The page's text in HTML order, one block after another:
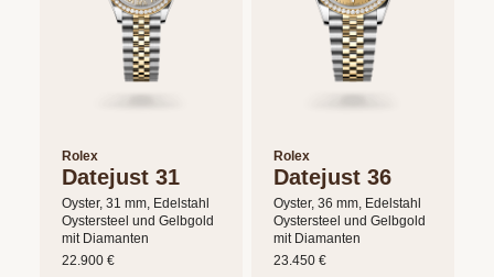
Rolex
Datejust 31
Oyster, 31 mm, Edelstahl
Oystersteel und Gelbgold
mit Diamanten
22.900 €
Rolex
Datejust 36
Oyster, 36 mm, Edelstahl
Oystersteel und Gelbgold
mit Diamanten
23.450 €